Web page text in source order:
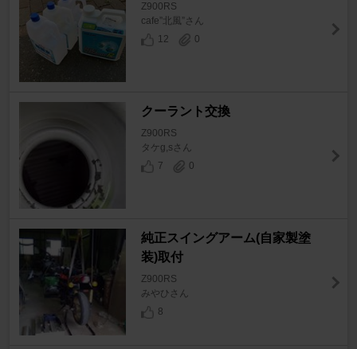
Z900RS
cafe”北風”さん
12
0
クーラント交換
Z900RS
タケg,sさん
7
0
純正スイングアーム(自家製塗
装)取付
Z900RS
みやひさん
8